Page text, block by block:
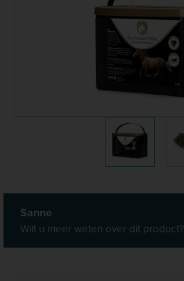
Sanne
Wilt u meer weten over dit product?